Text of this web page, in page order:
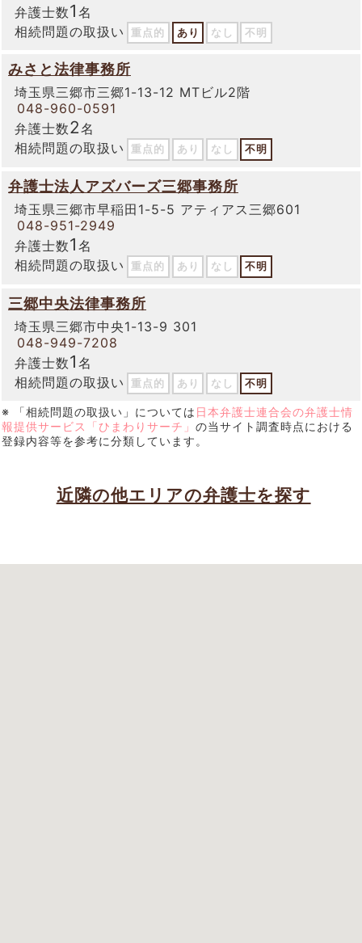
弁護士数1 名
相続問題の取扱い
重点的 あり なし 不明
みさと法律事務所
埼玉県三郷市三郷1-13-12 MTビル2階
048-960-0591
弁護士数2名
相続問題の取扱い
重点的 あり なし 不明
弁護士法人アズバーズ三郷事務所
埼玉県三郷市早稲田1-5-5 アティアス三郷601
048-951-2949
弁護士数1 名
相続問題の取扱い
重点的 あり なし 不明
三郷中央法律事務所
埼玉県三郷市中央1-13-9 301
048-949-7208
弁護士数1 名
相続問題の取扱い
重点的 あり なし 不明
※ 「相続問題の取扱い」については 日本弁護士連合会の弁護士情
報提供サービス「ひまわりサーチ」 の当サイト調査時点における
登録内容等を参考に分類しています。
近隣の他エリアの弁護士を探す